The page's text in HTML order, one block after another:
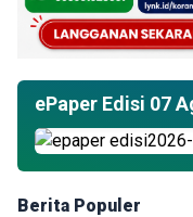
ePaper Edisi 07
Berita Populer